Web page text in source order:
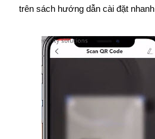
trên sách hướng dẫn cài đặt nhanh